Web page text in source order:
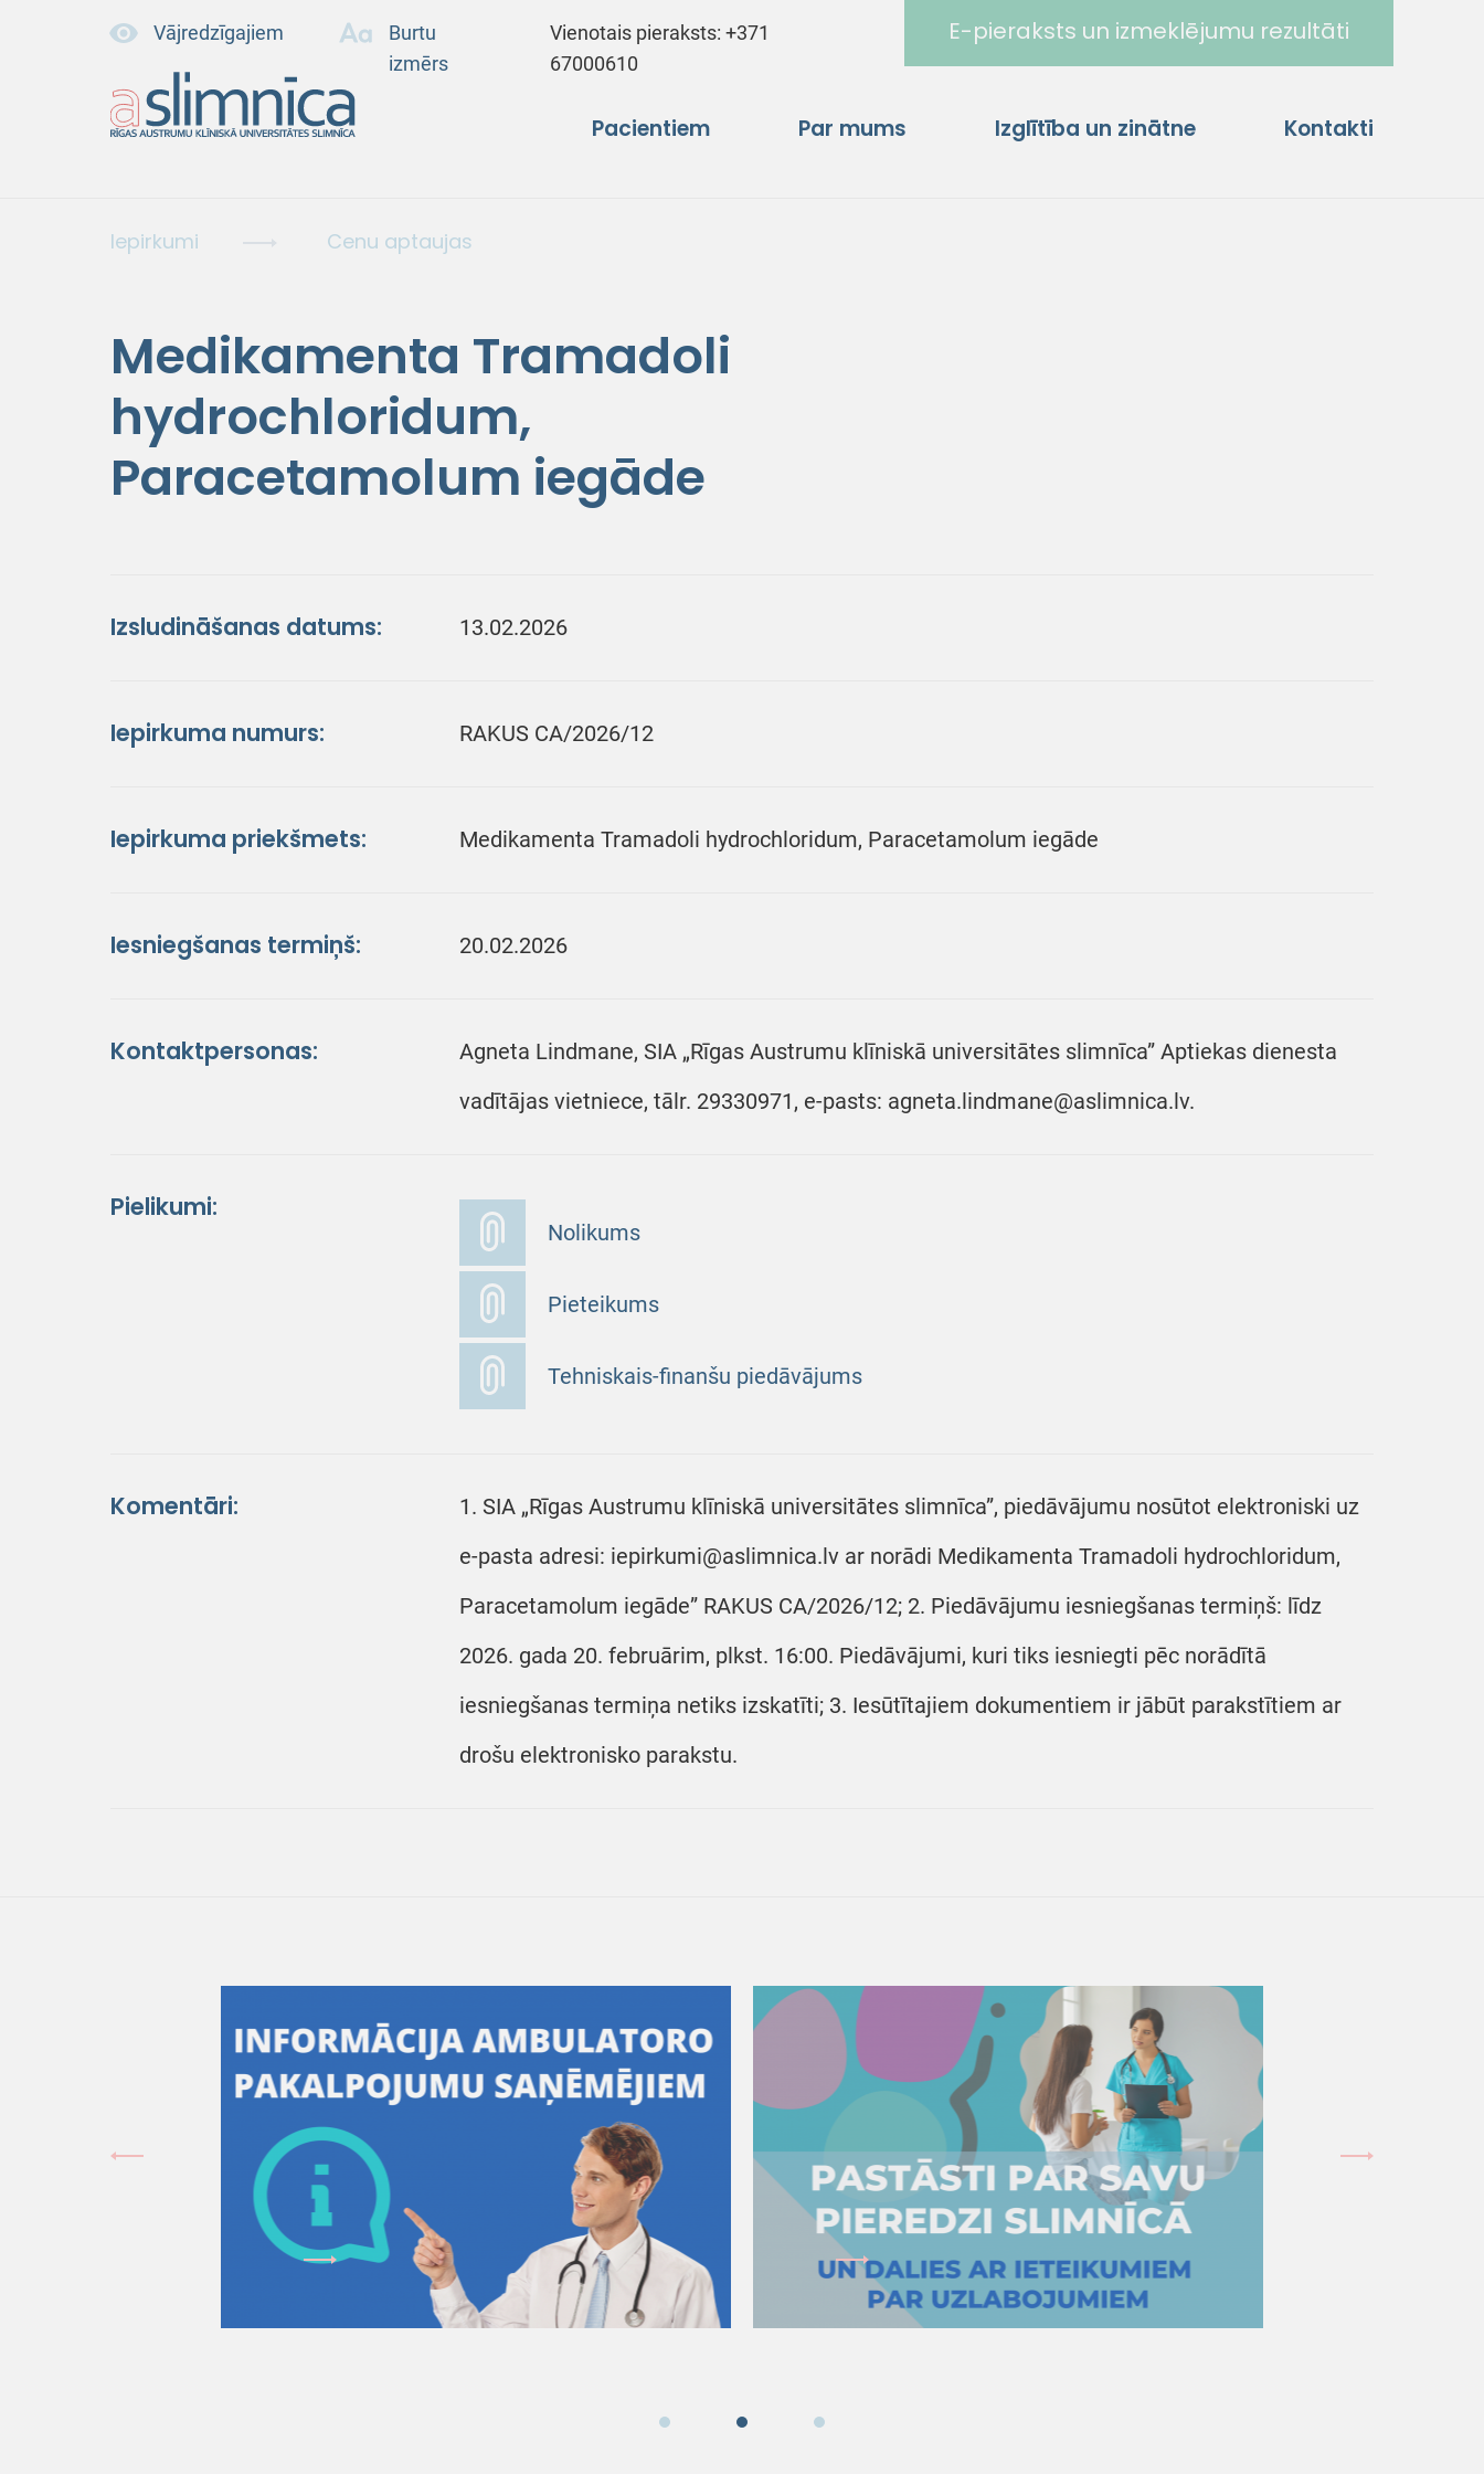
Vājredzīgajiem
Burtu
izmērs
Vienotais pieraksts:+371
67000610
E-pieraksts un izmeklējumu rezultāti
Pacientiem Par mums Izglītība un zinātne Kontakti
Iepirkumi Cenu aptaujas
Medikamenta Tramadoli
hydrochloridum,
Paracetamolum iegāde
Izsludināšanas datums: 13.02.2026
Iepirkuma numurs: RAKUS CA/2026/12
Iepirkuma priekšmets: Medikamenta Tramadoli hydrochloridum, Paracetamolum iegāde
Iesniegšanas termiņš: 20.02.2026
Kontaktpersonas:
Agneta Lindmane, SIA „Rīgas Austrumu klīniskā universitātes slimnīca” Aptiekas dienesta
vadītājas vietniece, tālr. 29330971, e-pasts: agneta.lindmane@aslimnica.lv.
Pielikumi:
Nolikums
Pieteikums
Tehniskais-finanšu piedāvājums
Komentāri:
1. SIA „Rīgas Austrumu klīniskā universitātes slimnīca”, piedāvājumu nosūtot elektroniski uz
e-pasta adresi: iepirkumi@aslimnica.lv ar norādi Medikamenta Tramadoli hydrochloridum,
Paracetamolum iegāde” RAKUS CA/2026/12; 2. Piedāvājumu iesniegšanas termiņš: līdz
2026. gada 20. februārim, plkst. 16:00. Piedāvājumi, kuri tiks iesniegti pēc norādītā
iesniegšanas termiņa netiks izskatīti; 3. Iesūtītajiem dokumentiem ir jābūt parakstītiem ar
drošu elektronisko parakstu.